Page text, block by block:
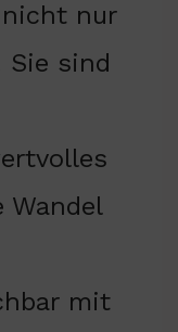
nicht nur
sind
Wandel
mit